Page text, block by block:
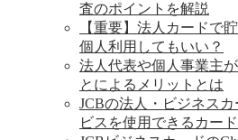
査のポイントを解説
【重要】法人カードで
個人利用してもいい？
法人代表や個人事業主
とによるメリットとは
JCBの法人・ビジネス
ビスを使用できるカー